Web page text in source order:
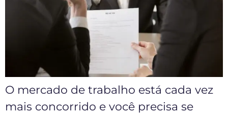
O mercado de trabalho está cada vez
mais concorrido e você precisa se